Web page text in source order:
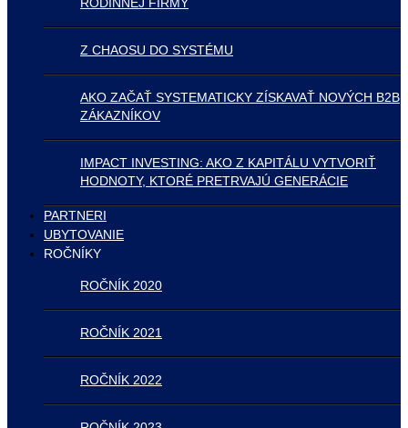
RODINNEJ FIRMY
Z CHAOSU DO SYSTÉMU
AKO ZAČAŤ SYSTEMATICKY ZÍSKAVAŤ NOVÝCH B2B
ZÁKAZNÍKOV
IMPACT INVESTING: AKO Z KAPITÁLU VYTVORIŤ
HODNOTY, KTORÉ PRETRVAJÚ GENERÁCIE
PARTNERI
UBYTOVANIE
ROČNÍKY
ROČNÍK 2020
ROČNÍK 2021
ROČNÍK 2022